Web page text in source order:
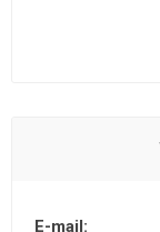
E-mail: